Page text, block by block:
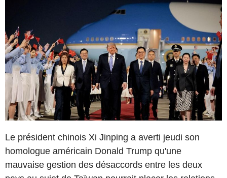
Le président chinois Xi Jinping a averti jeudi son
homologue américain Donald Trump qu'une
mauvaise gestion des désaccords entre les deux